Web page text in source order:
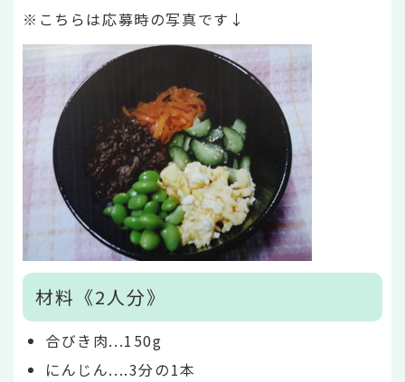
※こちらは応募時の写真です↓
材料《2人分》
合びき肉...150g
にんじん....3分の1本